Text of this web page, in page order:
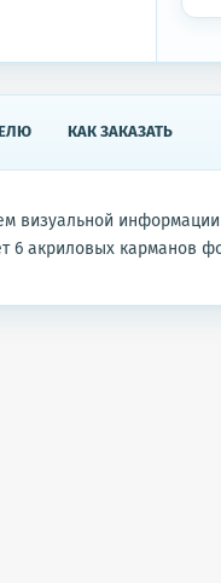
КАК ЗАКАЗАТЬ
визуальной
6 акриловых карманов